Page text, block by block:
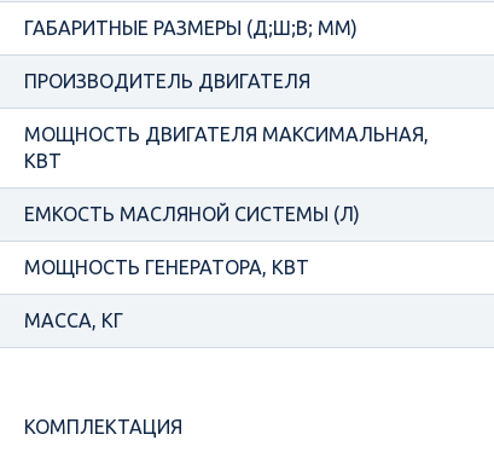
ГАБАРИТНЫЕ РАЗМЕРЫ (Д;Ш;В; ММ)
ПРОИЗВОДИТЕЛЬ ДВИГАТЕЛЯ
МОЩНОСТЬ ДВИГАТЕЛЯ МАКСИМАЛЬНАЯ,
КВТ
ЕМКОСТЬ МАСЛЯНОЙ СИСТЕМЫ (Л)
МОЩНОСТЬ ГЕНЕРАТОРА, КВТ
МАССА, КГ
КОМПЛЕКТАЦИЯ